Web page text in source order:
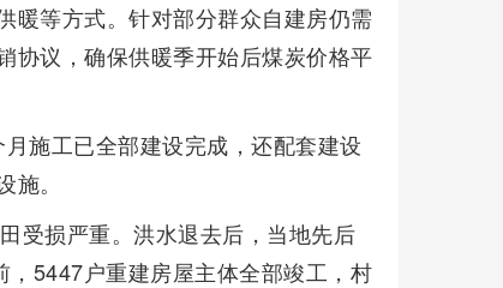
暖等方式。针对部分群众自建房仍需
协议，确保供暖季开始后煤炭价格平
施工已全部建设完成，还配套建设
。
受损严重。洪水退去后，当地先后
5447户重建房屋主体全部竣工，村